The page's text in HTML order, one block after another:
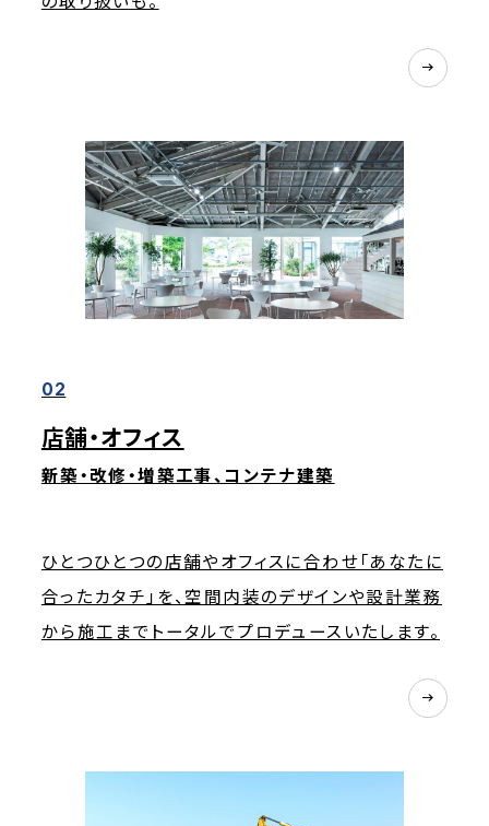
02
店舗・オフィス
新築・改修・増築工事、コンテナ建築
ひとつひとつの店舗やオフィスに合わせ「あなたに
合ったカタチ」を、空間内装のデザインや設計業務
から施工までトータルでプロデュースいたします。